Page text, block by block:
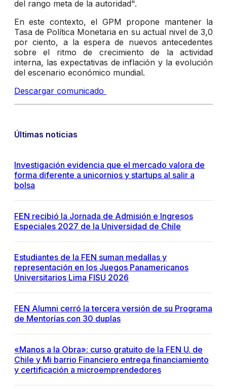
del rango meta de la autoridad".
En este contexto, el GPM propone mantener la
Tasa de Política Monetaria en su actual nivel de 3,0
por ciento, a la espera de nuevos antecedentes
sobre el ritmo de crecimiento de la actividad
interna, las expectativas de inflación y la evolución
del escenario económico mundial.
Descargar comunicado
Últimas noticias
Investigación evidencia que el mercado valora de
forma diferente a unicornios y startups al salir a
bolsa
FEN recibió la Jornada de Admisión e Ingresos
Especiales 2027 de la Universidad de Chile
Estudiantes de la FEN suman medallas y
representación en los Juegos Panamericanos
Universitarios Lima FISU 2026
FEN Alumni cerró la tercera versión de su Programa
de Mentorías con 30 duplas
«Manos a la Obra»: curso gratuito de la FEN U. de
Chile y Mi barrio Financiero entrega financiamiento
y certificación a microemprendedores